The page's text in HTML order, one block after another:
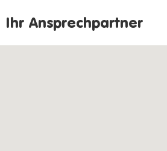
Ihr Ansprechpartner